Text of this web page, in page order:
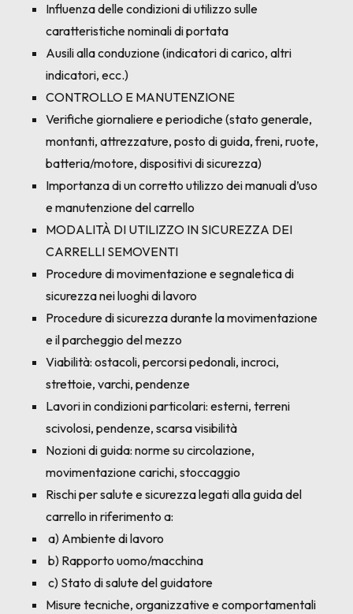
Influenza delle condizioni di utilizzo sulle
caratteristiche nominali di portata
Ausili alla conduzione (indicatori di carico, altri
indicatori, ecc.)
CONTROLLO E MANUTENZIONE
Verifiche giornaliere e periodiche (stato generale,
montanti, attrezzature, posto di guida, freni, ruote,
batteria/motore, dispositivi di sicurezza)
Importanza di un corretto utilizzo dei manuali d’uso
e manutenzione del carrello
MODALITÀ DI UTILIZZO IN SICUREZZA DEI
CARRELLI SEMOVENTI
Procedure di movimentazione e segnaletica di
sicurezza nei luoghi di lavoro
Procedure di sicurezza durante la movimentazione
e il parcheggio del mezzo
Viabilità: ostacoli, percorsi pedonali, incroci,
strettoie, varchi, pendenze
Lavori in condizioni particolari: esterni, terreni
scivolosi, pendenze, scarsa visibilità
Nozioni di guida: norme su circolazione,
movimentazione carichi, stoccaggio
Rischi per salute e sicurezza legati alla guida del
carrello in riferimento a:
a) Ambiente di lavoro
b) Rapporto uomo/macchina
c) Stato di salute del guidatore
Misure tecniche, organizzative e comportamentali